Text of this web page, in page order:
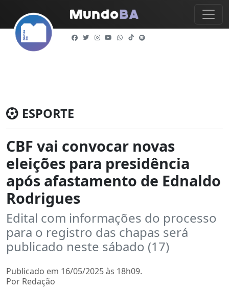
ESPORTE
CBF vai convocar novas
eleições para presidência
após afastamento de Ednaldo
Rodrigues
Edital com informações do processo
para o registro das chapas será
publicado neste sábado (17)
Publicado em 16/05/2025 às 18h09.
Por Redação